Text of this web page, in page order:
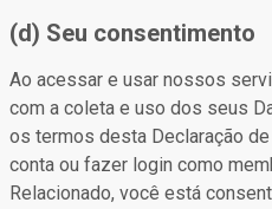
(d) Seu consentimento
Ao acessar e usar nossos
com a coleta e uso dos seus
os termos desta Declaração
conta ou fazer login como
Relacionado, você está